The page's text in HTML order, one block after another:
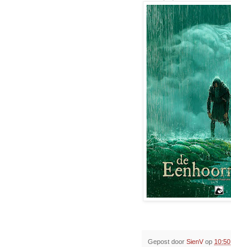
Gepost door SienV op 10:50